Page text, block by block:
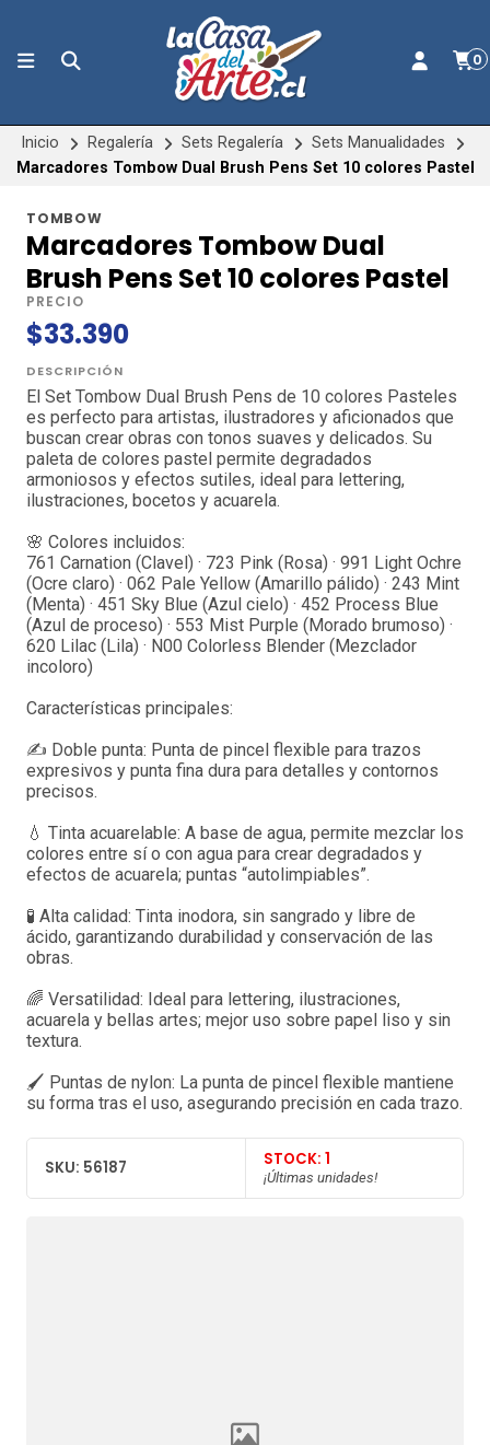
0
Inicio Regalería Sets Regalería
Sets Manualidades
Marcadores Tombow Dual Brush Pens Set 10 colores Pastel
TOMBOW
Marcadores Tombow Dual
Brush Pens Set 10 colores Pastel
PRECIO
$33.390
DESCRIPCIÓN
El Set Tombow Dual Brush Pens de 10 colores Pasteles
es perfecto para artistas, ilustradores y aficionados que
buscan crear obras con tonos suaves y delicados. Su
paleta de colores pastel permite degradados
armoniosos y efectos sutiles, ideal para lettering,
ilustraciones, bocetos y acuarela.
🌸 Colores incluidos:
761 Carnation (Clavel) · 723 Pink (Rosa) · 991 Light Ochre
(Ocre claro) · 062 Pale Yellow (Amarillo pálido) · 243 Mint
(Menta) · 451 Sky Blue (Azul cielo) · 452 Process Blue
(Azul de proceso) · 553 Mist Purple (Morado brumoso) ·
620 Lilac (Lila) · N00 Colorless Blender (Mezclador
incoloro)
Características principales:
✍️ Doble punta: Punta de pincel flexible para trazos
expresivos y punta fina dura para detalles y contornos
precisos.
💧 Tinta acuarelable: A base de agua, permite mezclar los
colores entre sí o con agua para crear degradados y
efectos de acuarela; puntas “autolimpiables”.
🧪 Alta calidad: Tinta inodora, sin sangrado y libre de
ácido, garantizando durabilidad y conservación de las
obras.
🌈 Versatilidad: Ideal para lettering, ilustraciones,
acuarela y bellas artes; mejor uso sobre papel liso y sin
textura.
🖌️ Puntas de nylon: La punta de pincel flexible mantiene
su forma tras el uso, asegurando precisión en cada trazo.
SKU: 56187 STOCK: 1
¡Últimas unidades!